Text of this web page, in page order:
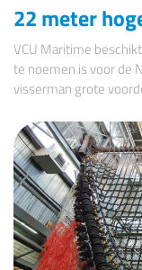
22 meter
VCU Maritime
te noemen is voor de
visserman grote